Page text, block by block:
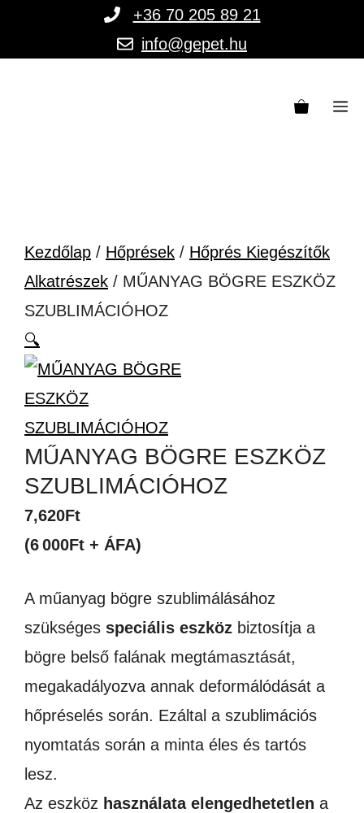
+36 70 205 89 21
info@gepet.hu
Kezdőlap / Hőprések / Hőprés Kiegészítők
Alkatrészek / MŰANYAG BÖGRE ESZKÖZ
SZUBLIMÁCIÓHOZ
🔍
MŰANYAG BÖGRE ESZKÖZ
SZUBLIMÁCIÓHOZ
7,620Ft
(6 000Ft + ÁFA)
A műanyag bögre szublimálásához
szükséges speciális eszköz biztosítja a
bögre belső falának megtámasztását,
megakadályozva annak deformálódását a
hőpréselés során. Ezáltal a szublimációs
nyomtatás során a minta éles és tartós
lesz.
Az eszköz használata elengedhetetlen a